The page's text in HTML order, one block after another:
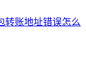
转账地址错误怎么